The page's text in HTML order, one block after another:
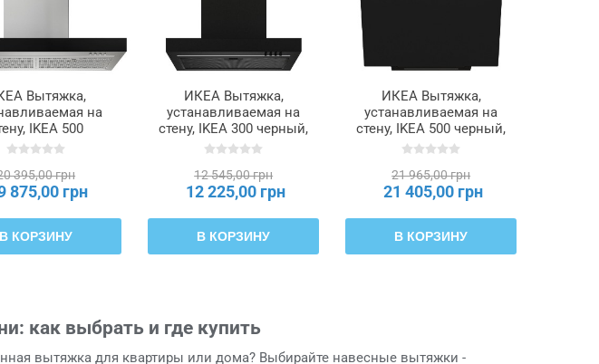
Вытяжка,
на
IKEA 500
80 см
395,00 грн
875,00 грн
В КОРЗИНУ
ИКЕА Вытяжка,
устанавливаемая на
стену, IKEA 300 черный,
60 см RULLBO,
12 545,00 грн
12 225,00 грн
В КОРЗИНУ
ИКЕА Вытяжка,
устанавливаемая на
стену, IKEA 500 черный,
70 см KNUVEBO,
21 965,00 грн
21 405,00 грн
В КОРЗИНУ
как выбрать и где купить
вытяжка для квартиры или дома? Выбирайте навесные вытяжки -